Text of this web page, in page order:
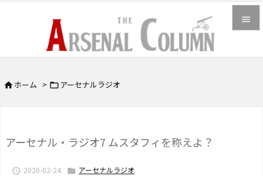

メニュ
 ホーム > アーセナルラジオ
アーセナル・ラジオ7 ムスタフィを称えよ？
 2020-02-24  アーセナルラジオ